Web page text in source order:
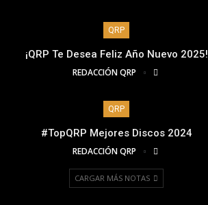
QRP
¡QRP Te Desea Feliz Año Nuevo 2025!
REDACCIÓN QRP
QRP
#TopQRP Mejores Discos 2024
REDACCIÓN QRP
CARGAR MÁS NOTAS